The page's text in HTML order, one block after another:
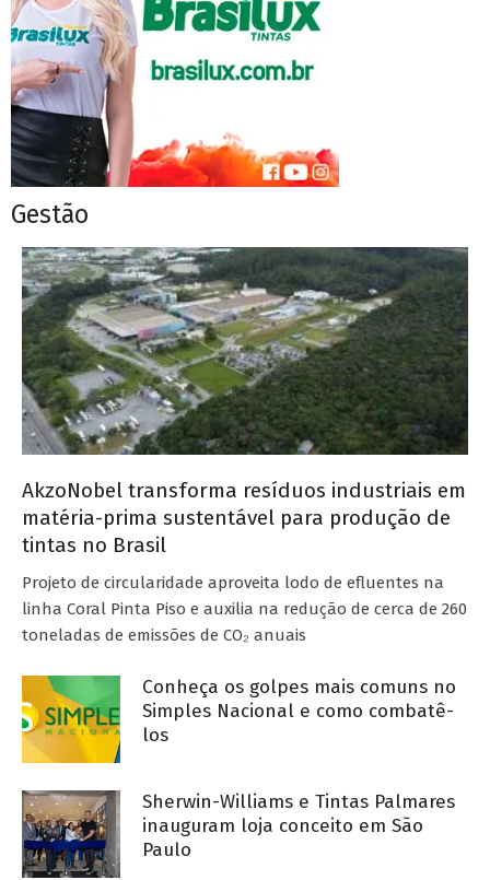
Gestão
AkzoNobel transforma resíduos industriais em
matéria-prima sustentável para produção de
tintas no Brasil
Projeto de circularidade aproveita lodo de efluentes na
linha Coral Pinta Piso e auxilia na redução de cerca de 260
toneladas de emissões de CO₂ anuais
Conheça os golpes mais comuns no
Simples Nacional e como combatê-
los
Sherwin-Williams e Tintas Palmares
inauguram loja conceito em São
Paulo